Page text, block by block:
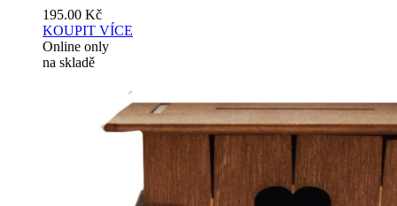
195.00 Kč
KOUPIT VÍCE
Online only
na skladě